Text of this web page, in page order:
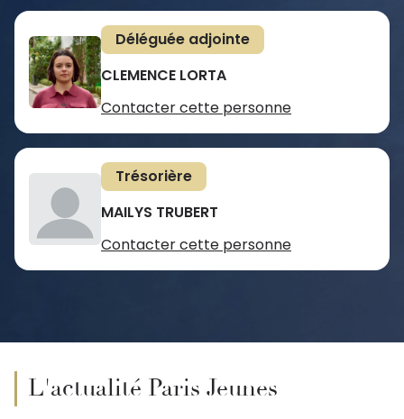
Déléguée adjointe
CLEMENCE LORTA
Contacter cette personne
Trésorière
MAILYS TRUBERT
Contacter cette personne
L'actualité Paris Jeunes